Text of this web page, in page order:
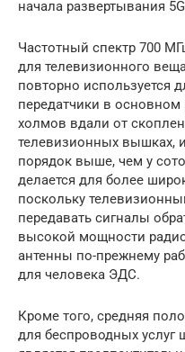
начала развертывания
Частотный спектр 700
для телевизионного
повторно используется
передатчики в
холмов вдали от
телевизионных вышках,
порядок выше, чем у
делается для более
поскольку
передавать сигналы
высокой мощности
антенны по-прежнему
для человека ЭДС.
Кроме того, средняя
для беспроводных услуг